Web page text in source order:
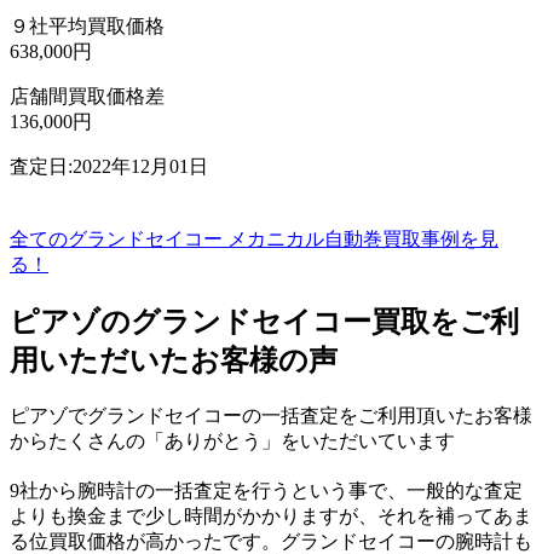
９社平均買取価格
638,000円
店舗間買取価格差
136,000円
査定日:2022年12月01日
全てのグランドセイコー メカニカル自動巻買取事例を見
る！
ピアゾのグランドセイコー買取をご利
用いただいたお客様の声
ピアゾでグランドセイコーの一括査定をご利用頂いたお客様
からたくさんの「ありがとう」をいただいています
9社から腕時計の一括査定を行うという事で、一般的な査定
よりも換金まで少し時間がかかりますが、それを補ってあま
る位買取価格が高かったです。グランドセイコーの腕時計も